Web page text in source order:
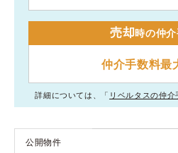
売却時の仲
仲介手数料最
詳細については、「 リベルタスの仲介
公開物件